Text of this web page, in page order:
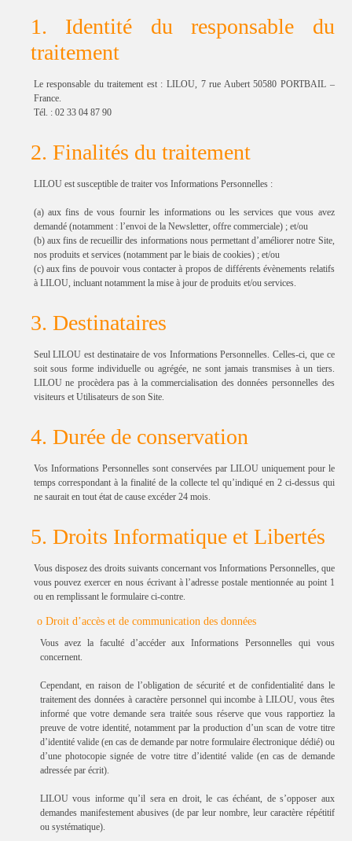
1. Identité du responsable du
traitement
Le responsable du traitement est : LILOU, 7 rue Aubert 50580 PORTBAIL –
France.
Tél. : 02 33 04 87 90
2. Finalités du traitement
LILOU est susceptible de traiter vos Informations Personnelles :
(a) aux fins de vous fournir les informations ou les services que vous avez
demandé (notamment : l’envoi de la Newsletter, offre commerciale) ; et/ou
(b) aux fins de recueillir des informations nous permettant d’améliorer notre Site,
nos produits et services (notamment par le biais de cookies) ; et/ou
(c) aux fins de pouvoir vous contacter à propos de différents évènements relatifs
à LILOU, incluant notamment la mise à jour de produits et/ou services.
3. Destinataires
Seul LILOU est destinataire de vos Informations Personnelles. Celles-ci, que ce
soit sous forme individuelle ou agrégée, ne sont jamais transmises à un tiers.
LILOU ne procèdera pas à la commercialisation des données personnelles des
visiteurs et Utilisateurs de son Site.
4. Durée de conservation
Vos Informations Personnelles sont conservées par LILOU uniquement pour le
temps correspondant à la finalité de la collecte tel qu’indiqué en 2 ci-dessus qui
ne saurait en tout état de cause excéder 24 mois.
5. Droits Informatique et Libertés
Vous disposez des droits suivants concernant vos Informations Personnelles, que
vous pouvez exercer en nous écrivant à l’adresse postale mentionnée au point 1
ou en remplissant le formulaire ci-contre.
o Droit d’accès et de communication des données
Vous avez la faculté d’accéder aux Informations Personnelles qui vous
concernent.
Cependant, en raison de l’obligation de sécurité et de confidentialité dans le
traitement des données à caractère personnel qui incombe à LILOU, vous êtes
informé que votre demande sera traitée sous réserve que vous rapportiez la
preuve de votre identité, notamment par la production d’un scan de votre titre
d’identité valide (en cas de demande par notre formulaire électronique dédié) ou
d’une photocopie signée de votre titre d’identité valide (en cas de demande
adressée par écrit).
LILOU vous informe qu’il sera en droit, le cas échéant, de s’opposer aux
demandes manifestement abusives (de par leur nombre, leur caractère répétitif
ou systématique).